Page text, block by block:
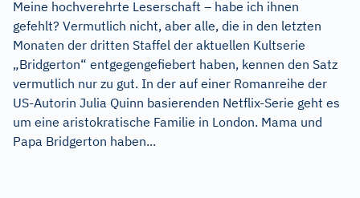
Meine hochverehrte Leserschaft – habe ich ihnen
gefehlt? Vermutlich nicht, aber alle, die in den letzten
Monaten der dritten Staffel der aktuellen Kultserie
„Bridgerton“ entgegengefiebert haben, kennen den Satz
vermutlich nur zu gut. In der auf einer Romanreihe der
US-Autorin Julia Quinn basierenden Netflix-Serie geht es
um eine aristokratische Familie in London. Mama und
Papa Bridgerton haben...